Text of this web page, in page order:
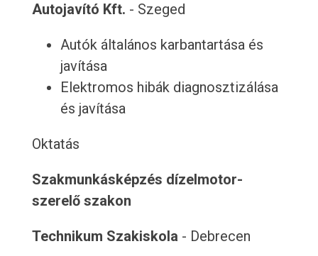
Autojavító Kft. - Szeged
Autók általános karbantartása és
javítása
Elektromos hibák diagnosztizálása
és javítása
Oktatás
Szakmunkásképzés dízelmotor-
szerelő szakon
Technikum Szakiskola - Debrecen